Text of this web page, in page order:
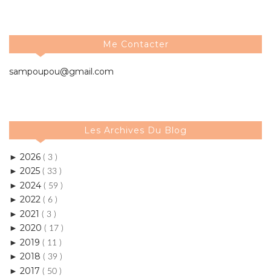
2024
► 2022 ( 6 )
► 2021 ( 3 )
► 2020( 17 )
► 2019 ( 11 )
► 2018( 39 )
► 2017 ( 50 )
► 2016 ( 84 )
▼ 2015 ( 159 )
▼décembre